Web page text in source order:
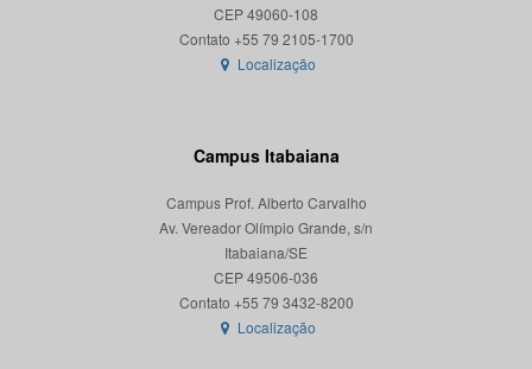
CEP 49060-108
Localização
Campus Itabaiana
Campus Prof. Alberto Carvalho
Av. Vereador Olímpio Grande, s/n
Itabaiana/SE
CEP 49506-036
Localização